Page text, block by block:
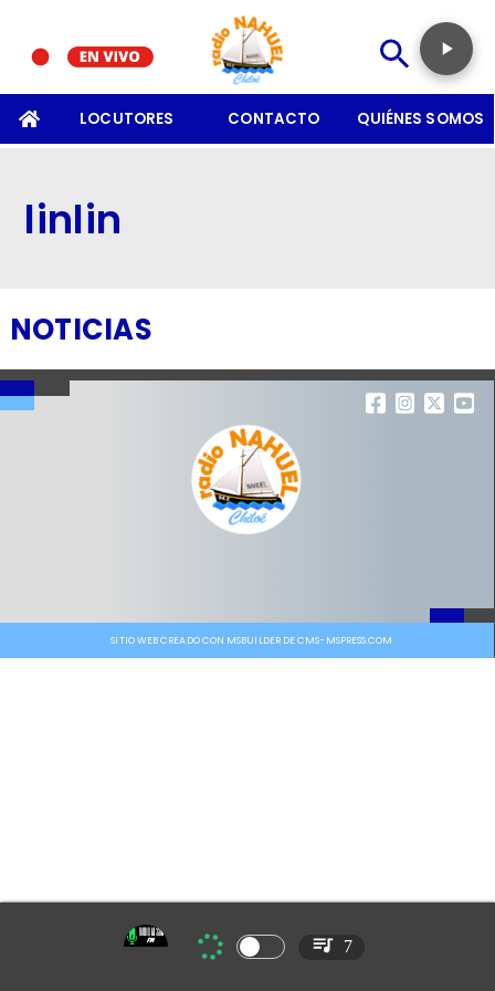
LOCUTORES CONTACTO QUIÉNES SOMOS
linlin
NOTICIAS
SITIO WEB CREADO CON MSBUILDER DE CMS-MSPRESS.COM
7